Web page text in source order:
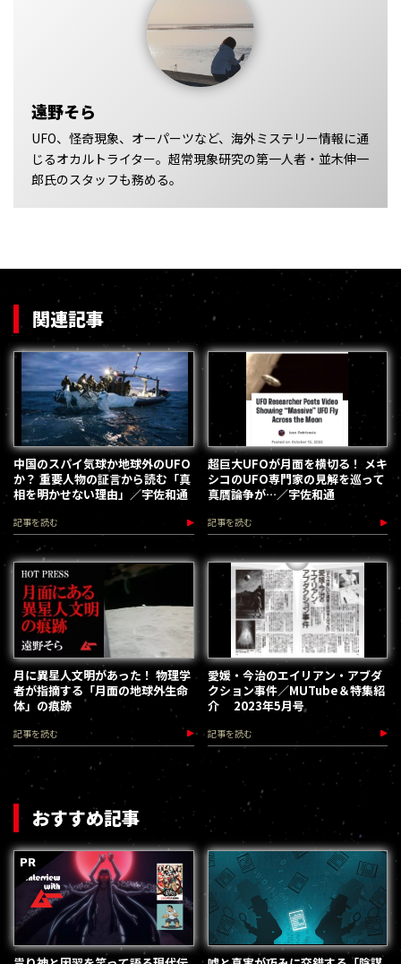
遠野そら
UFO、怪奇現象、オーパーツなど、海外ミステリー情報に通
じるオカルトライター。超常現象研究の第一人者・並木伸一
郎氏のスタッフも務める。
関連記事
中国のスパイ気球か地球外のUFO
か？ 重要人物の証言から読む「真
相を明かせない理由」／宇佐和通
記事を読む
超巨大UFOが月面を横切る！ メキ
シコのUFO専門家の見解を巡って
真贋論争が…／宇佐和通
記事を読む
月に異星人文明があった！ 物理学
者が指摘する「月面の地球外生命
体」の痕跡
記事を読む
愛媛・今治のエイリアン・アブダ
クション事件／MUTube＆特集紹
介 2023年5月号
記事を読む
おすすめ記事